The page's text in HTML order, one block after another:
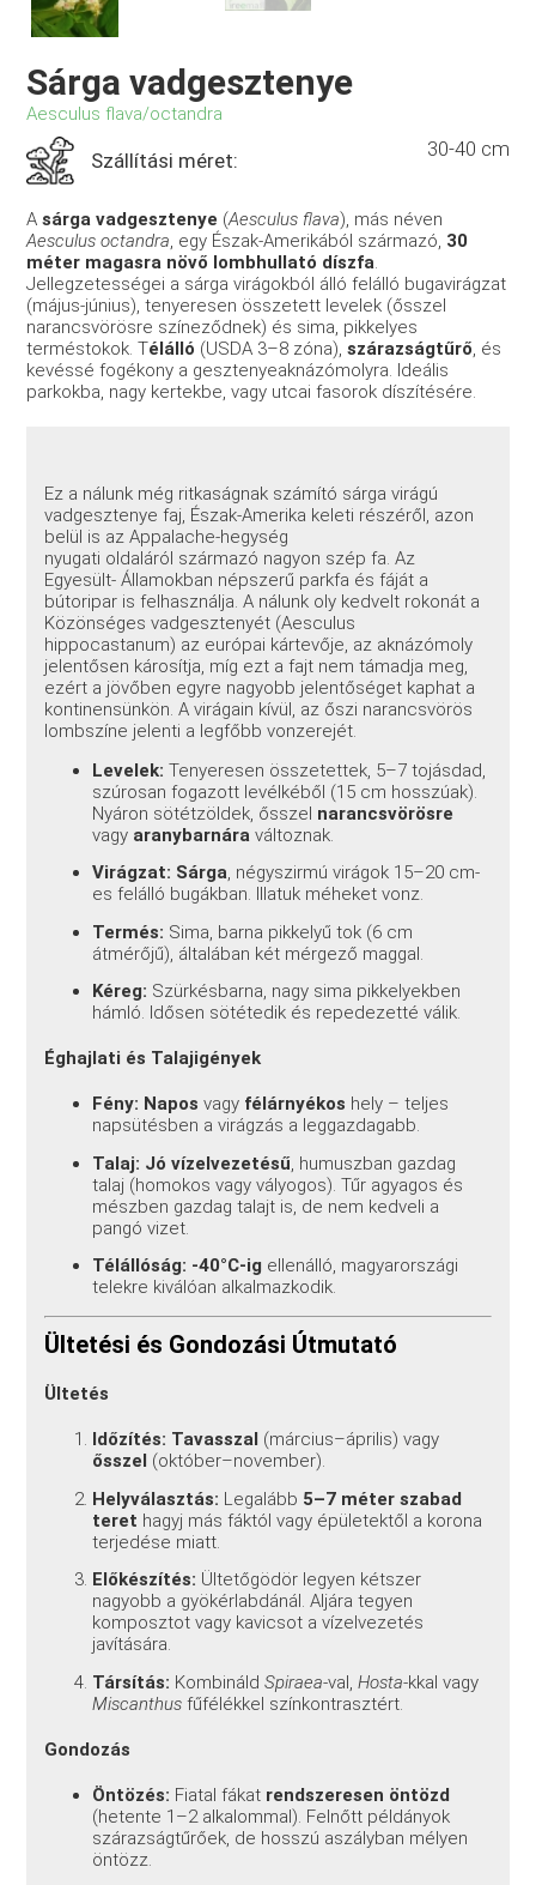
Sárga vadgesztenye
Aesculus flava/octandra
Szállítási méret: 30-40 cm
Asárga vadgesztenye (Aesculus flava), más néven
Aesculus octandra, egy Észak-Amerikából származó, 30
méter magasra növő lombhullató díszfa.
Jellegzetességei a sárga virágokból álló felálló bugavirágzat
(május-június), tenyeresen összetett levelek (ősszel
narancsvörösre színeződnek) és sima, pikkelyes
terméstokok. Télálló (USDA 3–8 zóna),szárazságtűrő, és
kevéssé fogékony a gesztenyeaknázómolyra. Ideális
parkokba, nagy kertekbe, vagy utcai fasorok díszítésére.
Ez a nálunk még ritkaságnak számító sárga virágú
vadgesztenye faj, Észak-Amerika keleti részéről, azon
belül is az Appalache-hegység
nyugati oldaláról származó nagyon szép fa. Az
Egyesült- Államokban népszerű parkfa és fáját a
bútoripar is felhasználja. A nálunk oly kedvelt rokonát a
Közönséges vadgesztenyét (Aesculus
hippocastanum) az európai kártevője, az aknázómoly
jelentősen károsítja, míg ezt a fajt nem támadja meg,
ezért a jövőben egyre nagyobb jelentőséget kaphat a
kontinensünkön. A virágain kívül, az őszi narancsvörös
lombszíne jelenti a legfőbb vonzerejét.
Levelek: Tenyeresen összetettek, 5–7 tojásdad,
szúrosan fogazott levélkéből (15 cm hosszúak).
Nyáron sötétzöldek, ősszel narancsvörösre
vagy aranybarnára változnak.
Virágzat: Sárga, négyszirmú virágok 15–20 cm-
es felálló bugákban. Illatuk méheket vonz.
Termés: Sima, barna pikkelyű tok (6 cm
átmérőjű), általában két mérgező maggal.
Kéreg: Szürkésbarna, nagy sima pikkelyekben
hámló. Idősen sötétedik és repedezetté válik.
Éghajlati és Talajigények
Fény: Napos vagy félárnyékos hely – teljes
napsütésben a virágzás a leggazdagabb.
Talaj: Jó vízelvezetésű, humuszban gazdag
talaj (homokos vagy vályogos). Tűr agyagos és
mészben gazdag talajt is, de nem kedveli a
pangó vizet.
Télállóság: -40°C-ig ellenálló, magyarországi
telekre kiválóan alkalmazkodik.
Ültetési és Gondozási Útmutató
Ültetés
Időzítés: Tavasszal (március–április) vagy
ősszel (október–november).
Helyválasztás: Legalább 5–7 méter szabad
teret hagyj más fáktól vagy épületektől a korona
terjedése miatt.
Előkészítés: Ültetőgödör legyen kétszer
nagyobb a gyökérlabdánál. Aljára tegyen
komposztot vagy kavicsot a vízelvezetés
javítására.
Társítás: KombináldSpiraea-val,Hosta-kkal vagy
Miscanthus fűfélékkel színkontrasztért.
Gondozás
Öntözés: Fiatal fákat rendszeresen öntözd
(hetente 1–2 alkalommal). Felnőtt példányok
szárazságtűrőek, de hosszú aszályban mélyen
öntözz.